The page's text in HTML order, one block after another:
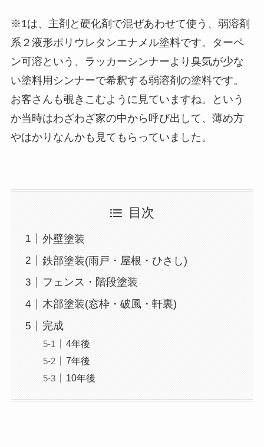
※1は、主剤と硬化剤で混ぜあわせて使う、弱溶剤
系２液形ポリウレタンエナメル塗料です。ターペ
ン可溶という、ラッカーシンナーより臭気が少な
い塗料用シンナーで希釈する弱溶剤の塗料です。
お客さんも覗きこむように見ていますね。という
か当時はわざわざ家の中から呼び出して、薄め方
やはかりなんかも見てもらっていました。
目次
外壁塗装
鉄部塗装(雨戸・屋根・ひさし)
フェンス・階段塗装
木部塗装(窓枠・破風・軒裏)
完成
4年後
7年後
10年後